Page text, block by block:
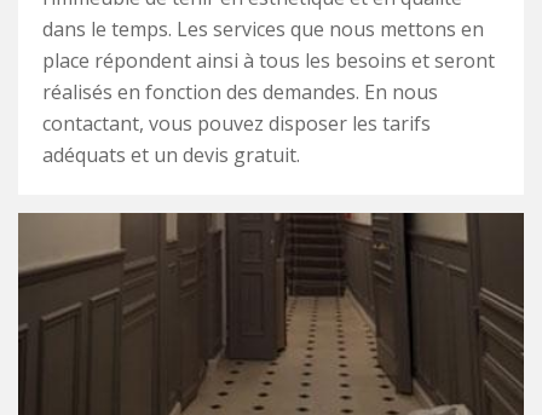
dans le temps. Les services que nous mettons en
place répondent ainsi à tous les besoins et seront
réalisés en fonction des demandes. En nous
contactant, vous pouvez disposer les tarifs
adéquats et un devis gratuit.